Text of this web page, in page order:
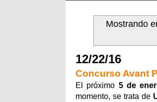
Mostrando
12/22/16
Concurso Avant
El próximo 5 de
momento, se trata de